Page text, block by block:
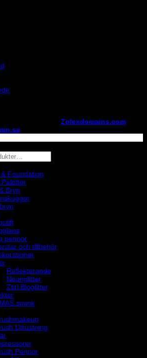
Zolexdomains.com
Foundation
Bryn
pennor
och tillbehör
Reflekterande
Neonglitter
Ztirl Bioglitter
smink
Utrustning
Pennor